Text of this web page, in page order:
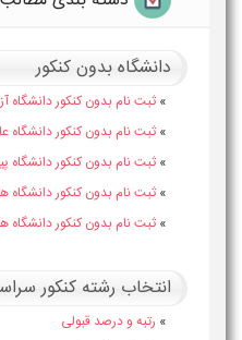
دانشگاه بدون کنکور
» ثبت نام بدون کنکور دانشگاه
» ثبت نام بدون کنکور دانشگاه
» ثبت نام بدون کنکور دانشگاه
» ثبت نام بدون کنکور دانشگاه
»ثبت نام بدون کنکور
انتخاب رشته کنکور
» رتبه و درصد قبولی